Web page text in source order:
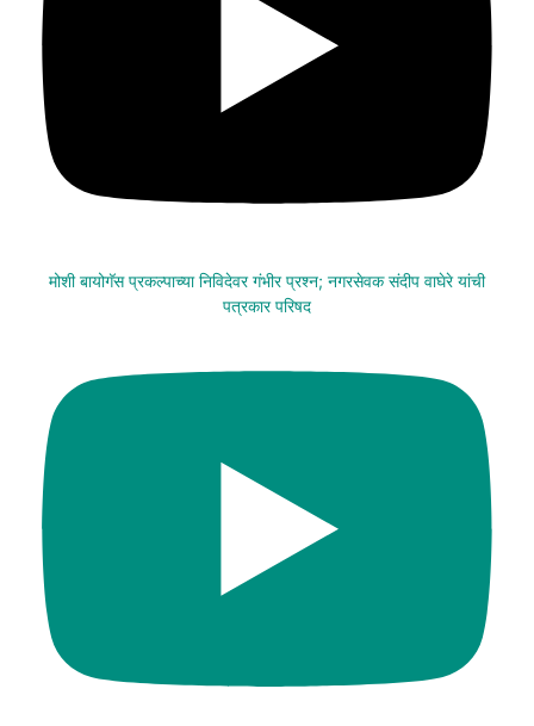
मोशी बायोगॅस प्रकल्पाच्या निविदेवर गंभीर प्रश्न; नगरसेवक संदीप वाघेरे यांची
पत्रकार परिषद